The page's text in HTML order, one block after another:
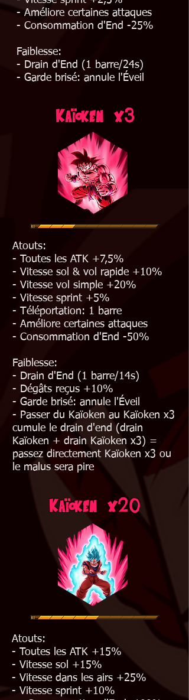
- Améliore certaines attaques
- Consommation d'End -25%
Faiblesse:
- Drain d'End (1 barre/24s)
- Garde brisé: annule l'Éveil
Kaïoken x3
Atouts:
- Toutes les ATK +7,5%
- Vitesse sol & vol rapide +10%
- Vitesse vol simple +20%
- Vitesse sprint +5%
- Téléportation: 1 barre
- Améliore certaines attaques
- Consommation d'End -50%
Faiblesse:
- Drain d'End (1 barre/14s)
- Dégâts reçus +10%
- Garde brisé: annule l' Éveil
- Passer du Kaïoken au Kaïoken x3
cumule le drain d'end (drain
Kaïoken + drain Kaïoken x3) =
passez directement Kaïoken x3 ou
le malus sera pire
Kaïoken x20
Atouts:
- Toutes les ATK +15%
- Vitesse sol +15%
- Vitesse dans les airs +25%
- Vitesse sprint +10%